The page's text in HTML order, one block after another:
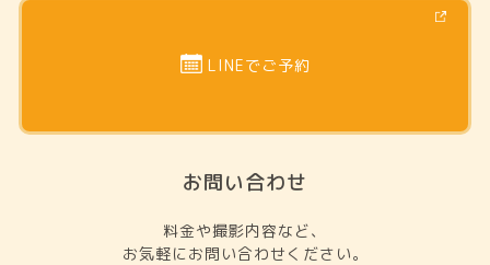
LINEでご予約
お問い合わせ
料金や撮影内容など、
お気軽にお問い合わせください。